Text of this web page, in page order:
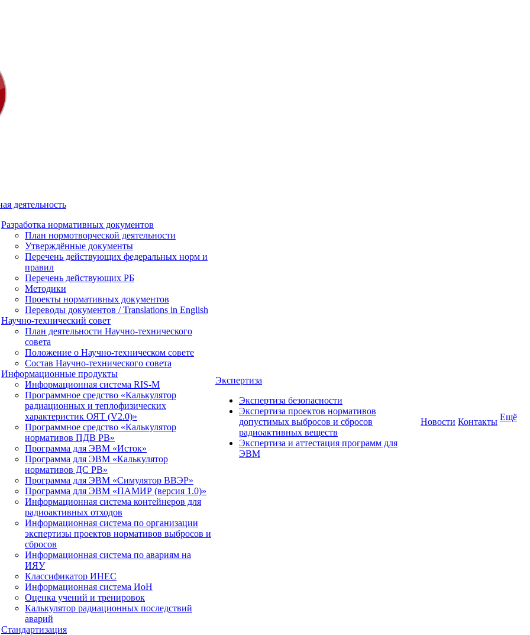
деятельность
Разработка нормативных документов
План нормотворческой деятельности
Утверждённые документы
Перечень действующих федеральных норм и
правил
Перечень действующих РБ
Методики
Проекты нормативных документов
Переводы документов / Translations in English
Научно-технический совет
План деятельности Научно-технического
совета
Положение о Научно-техническом совете
Состав Научно-технического совета
Информационные продукты
Информационная система RIS-M
Программное средство «Калькулятор
радиационных и теплофизических
характеристик ОЯТ (V2.0)»
Программное средство «Калькулятор
нормативов ПДВ РВ»
Программа для ЭВМ «Исток»
Программа для ЭВМ «Калькулятор
нормативов ДС РВ»
Программа для ЭВМ «Симулятор ВВЭР»
Программа для ЭВМ «ПАМИР (версия 1.0)»
Информационная система контейнеров для
радиоактивных отходов
Информационная система по организации
экспертизы проектов нормативов выбросов и
сбросов
Информационная система по авариям на
ИЯУ
Классификатор ИНЕС
Информационная система ИоН
Оценка учений и тренировок
Калькулятор радиационных последствий
аварий
Стандартизация
Экспертиза
Экспертиза безопасности
Экспертиза проектов нормативов
допустимых выбросов и сбросов
радиоактивных веществ
Экспертиза и аттестация программ для
ЭВМ
Новости Контакты Ещё